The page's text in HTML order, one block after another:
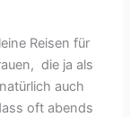
Reisen für
die ja als
auch
oft abends